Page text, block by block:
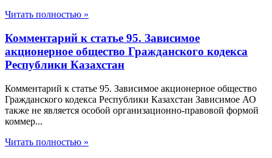
Читать полностью »
Комментарий к статье 95. Зависимое
акционерное общество Гражданского кодекса
Республики Казахстан
Комментарий к статье 95. Зависимое акционерное общество
Гражданского кодекса Республики Казахстан Зависимое АО
также не является особой организационно-правовой формой
коммер...
Читать полностью »